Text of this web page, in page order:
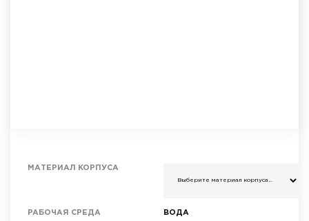
МАТЕРИАЛ КОРПУСА
РАБОЧАЯ СРЕДА ВОДА